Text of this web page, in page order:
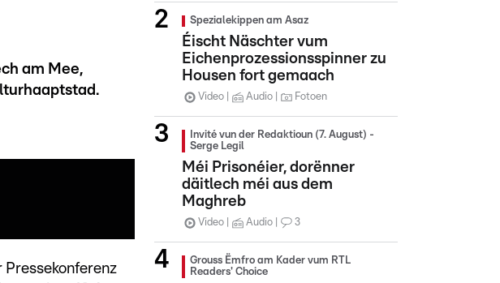
am Mee,
Spezialekippen am Asaz
Éischt Näschter vum
Eichenprozessionsspinner zu
Housen fort gemaach
Video Audio Fotoen
Invité vun der Redaktioun (7. August) -
Serge Legil
Méi Prisonéier, dorënner
däitlech méi aus dem
Maghreb
Video Audio 3
Grouss Ëmfro am Kader vum RTL
Readers' Choice